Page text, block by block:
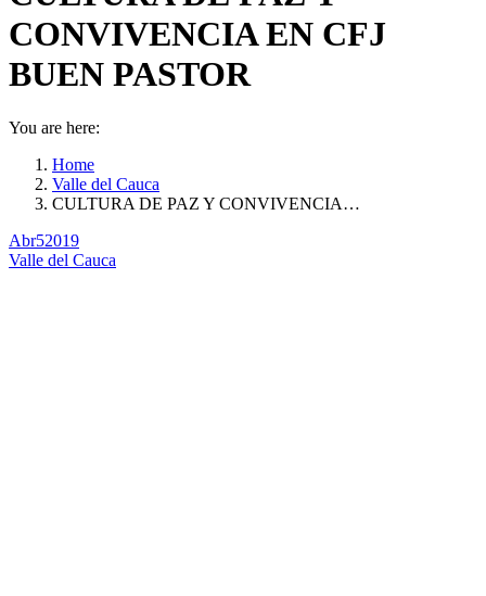
CONVIVENCIA EN CFJ
BUEN PASTOR
You are here:
Home
Valle del Cauca
CULTURA DE PAZ Y CONVIVENCIA…
Abr52019
Valle del Cauca